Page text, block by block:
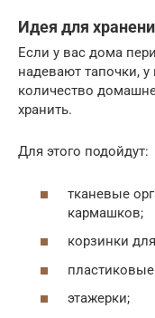
Идея для
Если у вас дома
надевают тапочки,
количество
хранить.
Для этого подойдут:
тканевые
кармашков;
корзинки
этажерки;